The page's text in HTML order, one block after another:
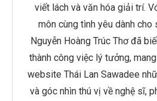
viết lách và văn hóa giải trí.
môn cùng tình yêu dành cho
Nguyễn Hoàng Trúc Thơ đã
thành công việc lý tưởng,
website Thái Lan Sawadee
và góc nhìn thú vị về nghệ sĩ,